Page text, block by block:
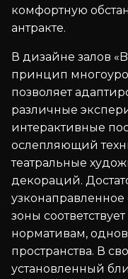
комфортную
антракте.
В дизайне залов
принцип
позволяет
различные
интерактивные
ослепляющий
театральные
декораций.
зоны
нормативам,
пространства. В
установленный